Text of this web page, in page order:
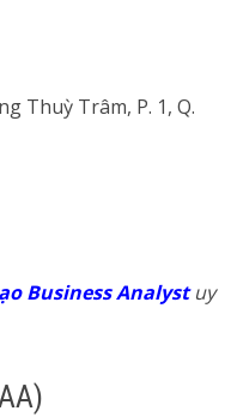
Thuỳ Trâm, P. 1, Q.
Business Analystuy